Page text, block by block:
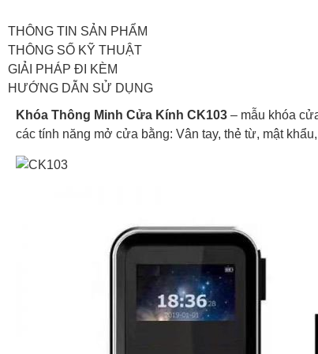
THÔNG TIN SẢN PHẨM
THÔNG SỐ KỸ THUẬT
GIẢI PHÁP ĐI KÈM
HƯỚNG DẪN SỬ DỤNG
Khóa Thông Minh Cửa Kính CK103 – mẫu khóa
các tính năng mở cửa bằng: Vân tay, thẻ từ, mật